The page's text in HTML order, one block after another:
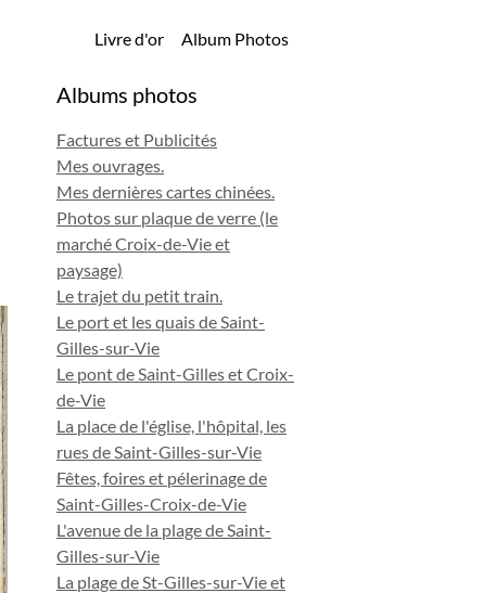
Livre d'or Album Photos
Albums photos
Factures et Publicités
Mes ouvrages.
Mes dernières cartes chinées.
Photos sur plaque de verre (le
marché Croix-de-Vie et
paysage)
Le trajet du petit train.
Le port et les quais de Saint-
Gilles-sur-Vie
Le pont de Saint-Gilles et Croix-
de-Vie
La place de l'église, l'hôpital, les
rues de Saint-Gilles-sur-Vie
Fêtes, foires et pélerinage de
Saint-Gilles-Croix-de-Vie
L'avenue de la plage de Saint-
Gilles-sur-Vie
La plage de St-Gilles-sur-Vie et